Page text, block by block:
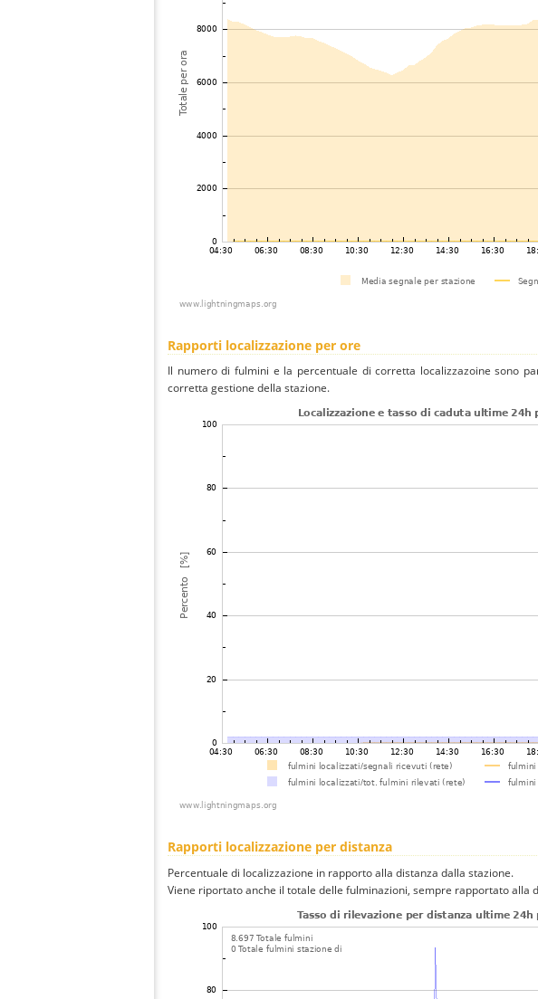
Rapporti localizzazione per ore
Il numero di fulmini e la percentuale di corretta localizzazoine sono
corretta gestione della stazione.
Rapporti localizzazione per distanza
Percentuale di localizzazione in rapporto alla distanza dalla stazione.
Viene riportato anche il totale delle fulminazioni, sempre rapportato alla